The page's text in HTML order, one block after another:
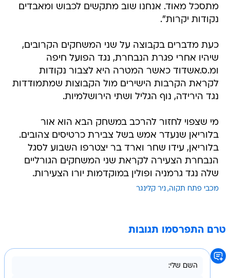
מתסכל מאוד. אנחנו שוב מתקשים לכבוש ומאבדים
נקודות יקרות".
כעת מדברים בקבוצה על שני המשחקים הקרובים,
שיהיו אחרי פגרת הנבחרת, נגד הפועל חיפה
ומ.ס.אשדוד כאשר המטרה היא לצבור נקודות
לקראת הקרבות הישירים מול הקבוצות שמתמודדות
נגד הירידה, נוף הגליל ושתי הירושלמיות.
מי שצפוי לחזור להרכב במשחק הבא הוא אור
בלוריאן שנעדר אמש בשל צבירת כרטיסים צהובים.
בלוריאן, עידו שחר וארד בר יצטרפו השבוע לסגל
הנבחרת הצעירה לקראת שני המשחקים הגורליים
שלה נגד גרמניה ופולין במוקדמות יורו הצעירות.
מכבי פתח תקוה ניר קלינגר
טרם התפרסמו תגובות